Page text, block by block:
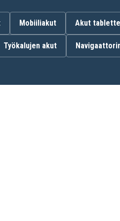
R86048
Aeg BSS12C
Mobiiliakut Akut
Työkalujen akut